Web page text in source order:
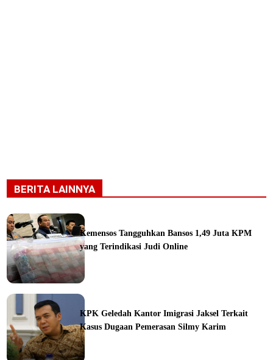
BERITA LAINNYA
Kemensos Tangguhkan Bansos 1,49 Juta KPM
yang Terindikasi Judi Online
KPK Geledah Kantor Imigrasi Jaksel Terkait
Kasus Dugaan Pemerasan Silmy Karim